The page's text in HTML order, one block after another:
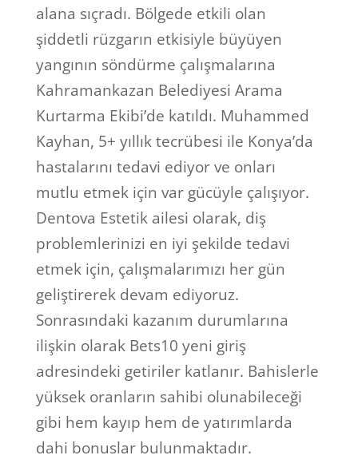
alana sıçradı. Bölgede etkili olan
şiddetli rüzgarın etkisiyle büyüyen
yangının söndürme çalışmalarına
Kahramankazan Belediyesi Arama
Kurtarma Ekibi’de katıldı. Muhammed
Kayhan, 5+ yıllık tecrübesi ile Konya’da
hastalarını tedavi ediyor ve onları
mutlu etmek için var gücüyle çalışıyor.
Dentova Estetik ailesi olarak, diş
problemlerinizi en iyi şekilde tedavi
etmek için, çalışmalarımızı her gün
geliştirerek devam ediyoruz.
Sonrasındaki kazanım durumlarına
ilişkin olarak Bets10 yeni giriş
adresindeki getiriler katlanır. Bahislerle
yüksek oranların sahibi olunabileceği
gibi hem kayıp hem de yatırımlarda
dahi bonuslar bulunmaktadır.